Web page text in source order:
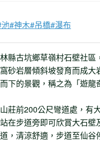
#神木#吊橋#瀑布
縣古坑鄉草嶺村石壁社區
砂岩層傾斜坡發育而成大
下的景觀，稱之為「遊龍
莊前200公尺彎道處，有
在步道旁即可欣賞大石壁
，清涼舒適，步道至仙谷